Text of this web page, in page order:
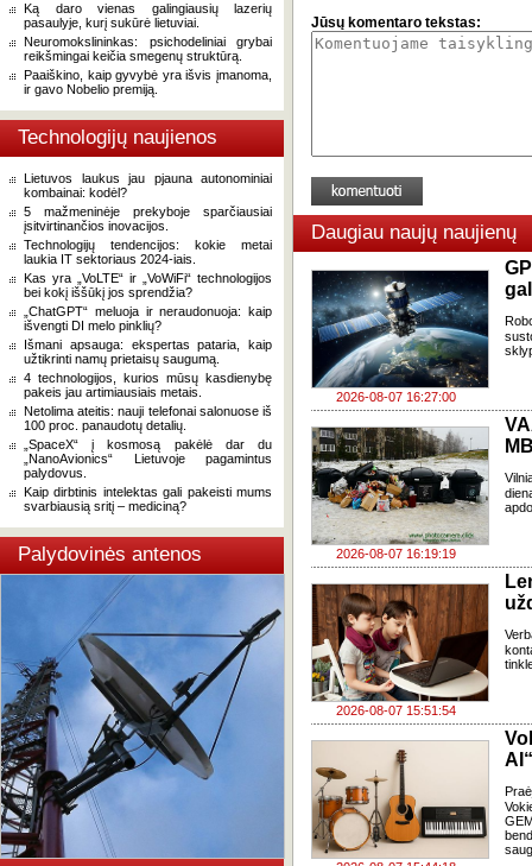
Ką daro vienas galingiausių lazerių
pasaulyje, kurį sukūrė lietuviai.
Neuromokslininkas: psichodeliniai grybai
reikšmingai keičia smegenų struktūrą.
Paaiškino, kaip gyvybė yra išvis įmanoma,
ir gavo Nobelio premiją.
Technologijų naujienos
Lietuvos laukus jau pjauna autonominiai
kombainai: kodėl?
5 mažmeninėje prekyboje sparčiausiai
įsitvirtinančios inovacijos.
Technologijų tendencijos: kokie metai
laukia IT sektoriaus 2024-iais.
Kas yra „VoLTE“ ir „VoWiFi“ technologijos
bei kokį iššūkį jos sprendžia?
„ChatGPT“ meluoja ir neraudonuoja: kaip
išvengti DI melo pinklių?
Išmani apsauga: ekspertas pataria, kaip
užtikrinti namų prietaisų saugumą.
4 technologijos, kurios mūsų kasdienybę
pakeis jau artimiausiais metais.
Netolima ateitis: nauji telefonai salonuose iš
100 proc. panaudotų detalių.
„SpaceX“ į kosmosą pakėlė dar du
„NanoAvionics“ Lietuvoje pagamintus
palydovus.
Kaip dirbtinis intelektas gali pakeisti mums
svarbiausią sritį – mediciną?
Palydovinės antenos
Jūsų komentaro tekstas:
Daugiau naujų naujienų
2026-08-07 16:27:00
2026-08-07 16:19:19
2026-08-07 15:51:54